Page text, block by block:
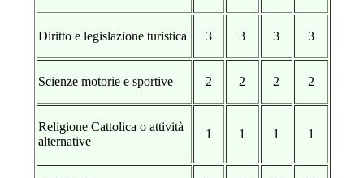
Diritto e legislazione turistica 3 3 3 3
Scienze motorie e sportive 2 2 2 2
Religione Cattolica o attività
alternative
1 1 1 1